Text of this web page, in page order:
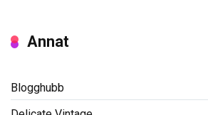
Annat
Blogghubb